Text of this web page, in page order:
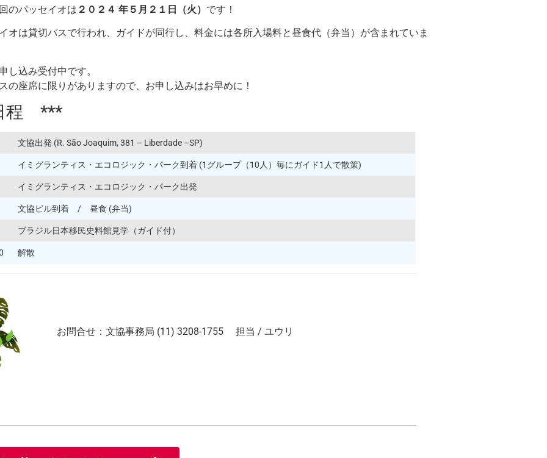
のパッセイオは ２０２４ 年５月２１日（火） です！
オは貸切バスで行われ、ガイドが同行し、料金には各所入場料と昼食代（弁当）が含まれていま
し込み受付中です。
の座席に限りがありますので、お申し込みはお早めに！
程 ***
文協出発 (R. São Joaquim, 381 – Liberdade –SP)
イミグランティス・エコロジック・パーク到着 (1グループ（10人）毎にガイド1人で散策)
イミグランティス・エコロジック・パーク出発
文協ビル到着 / 昼食 (弁当)
ブラジル日本移民史料館見学（ガイド付）
解散
お問合せ：文協事務局 (11) 3208-1755 担当 / ユウリ